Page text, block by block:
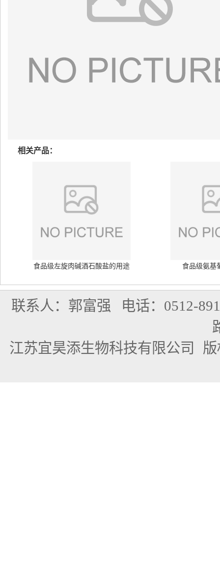
相关产品：
食品级左旋肉碱酒石酸盐的用途 食品级氨基
联系人：郭富强 电话：0512-
江苏宜昊添生物科技有限公司